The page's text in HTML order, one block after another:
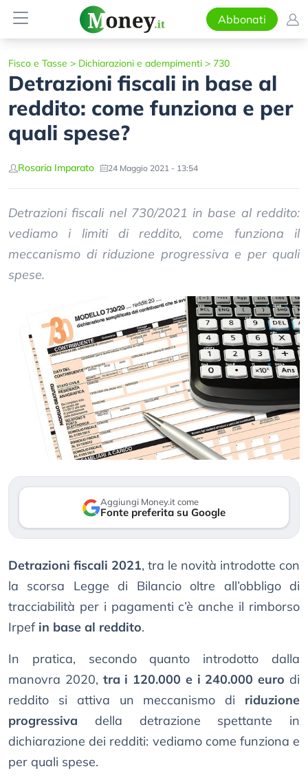
Abbonati
Fisco e Tasse > Dichiarazioni e adempimenti > 730
Detrazioni fiscali in base al
reddito: come funziona e per
quali spese?
Rosaria Imparato 24 Maggio 2021 - 13:54
Detrazioni fiscali nel 730/2021 in base al reddito:
vediamo i limiti di reddito, come funziona il
meccanismo di riduzione progressiva e per quali
spese.
Aggiungi Money.it come
Fonte preferita su Google
Detrazioni fiscali 2021, tra le novità introdotte con
la scorsa Legge di Bilancio oltre all’obbligo di
tracciabilità per i pagamenti c’è anche il rimborso
Irpef in base al reddito.
In pratica, secondo quanto introdotto dalla
manovra 2020, tra i 120.000 e i 240.000 euro di
reddito si attiva un meccanismo di riduzione
progressiva della detrazione spettante in
dichiarazione dei redditi: vediamo come funziona e
per quali spese.